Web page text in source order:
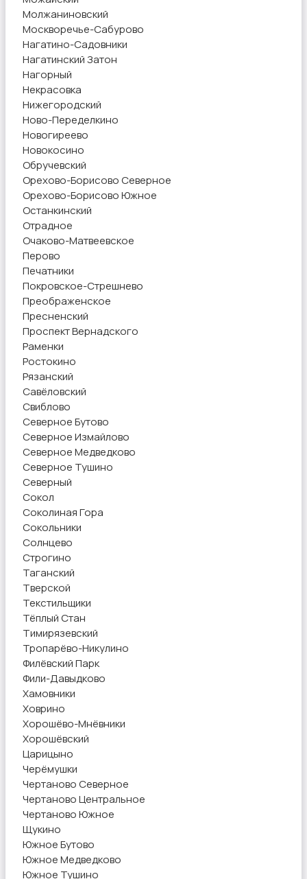
Молжаниновский
Москворечье-Сабурово
Нагатино-Садовники
Нагатинский Затон
Нагорный
Некрасовка
Нижегородский
Ново-Переделкино
Новогиреево
Новокосино
Обручевский
Орехово-Борисово Северное
Орехово-Борисово Южное
Останкинский
Отрадное
Очаково-Матвеевское
Перово
Печатники
Покровское-Стрешнево
Преображенское
Пресненский
Проспект Вернадского
Раменки
Ростокино
Рязанский
Савёловский
Свиблово
Северное Бутово
Северное Измайлово
Северное Медведково
Северное Тушино
Северный
Сокол
Соколиная Гора
Сокольники
Солнцево
Строгино
Таганский
Тверской
Текстильщики
Тёплый Стан
Тимирязевский
Тропарёво-Никулино
Филёвский Парк
Фили-Давыдково
Хамовники
Ховрино
Хорошёво-Мнёвники
Хорошёвский
Царицыно
Черёмушки
Чертаново Северное
Чертаново Центральное
Чертаново Южное
Щукино
Южное Бутово
Южное Медведково
Южное Тушино